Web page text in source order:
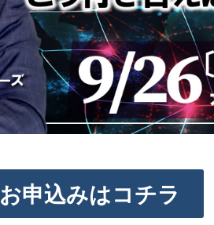
お申込みはコチラ